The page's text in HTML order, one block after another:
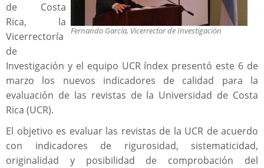
Fernando García, Vicerrector de Investigación
de Costa
Rica, la
Vicerrectoría
de
Investigación y el equipo UCR índex presentó este 6 de
marzo los nuevos indicadores de calidad para la
evaluación de las revistas de la Universidad de Costa
Rica (UCR).
El objetivo es evaluar las revistas de la UCR de acuerdo
con indicadores de rigurosidad, sistematicidad,
originalidad y posibilidad de comprobación del